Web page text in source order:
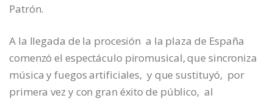
Patrón.
A la llegada de la procesión a la plaza de España
comenzó el espectáculo piromusical, que sincroniza
música y fuegos artificiales, y que sustituyó, por
primera vez y con gran éxito de público, al